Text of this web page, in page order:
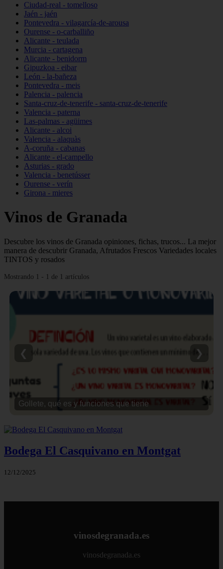
Ciudad-real - tomelloso
Jaén - jaén
Pontevedra - vilagarcía-de-arousa
Ourense - o-carballiño
Alicante - teulada
Murcia - cartagena
Alicante - benidorm
Gipuzkoa - eibar
León - la-bañeza
Pontevedra - meis
Palencia - palencia
Santa-cruz-de-tenerife - santa-cruz-de-tenerife
Valencia - paterna
Las-palmas - agüimes
Alicante - alcoi
Valencia - alaquàs
A-coruña - cabanas
Alicante - el-campello
Asturias - grado
Valencia - benetússer
Ourense - verín
Girona - mieres
Vinos de Granada
Descubre los vinos de Granada opiniones, fichas, trucos... La mejor
manera de descubrir Granada, Afrutados Frescos Variedades locales
TINTOS y rosados
Mostrando 1 - 1 de 1 artículos
Gollete, qué es y funciones que tiene
❮ ❯
Bodega El Casquivano en Montgat
12/12/2025
vinosdegranada.es
vinosdegranada.es